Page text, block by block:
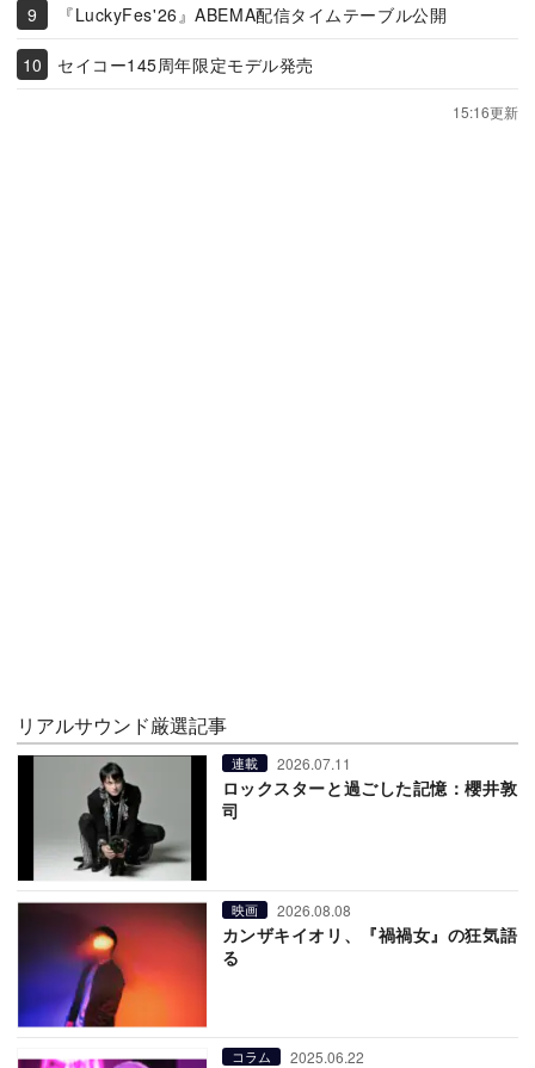
『LuckyFes'26』ABEMA配信タイムテーブル公開
セイコー145周年限定モデル発売
15:16更新
リアルサウンド厳選記事
連載 2026.07.11
ロックスターと過ごした記憶：櫻井敦
司
映画 2026.08.08
カンザキイオリ、『禍禍女』の狂気語
る
コラム 2025.06.22